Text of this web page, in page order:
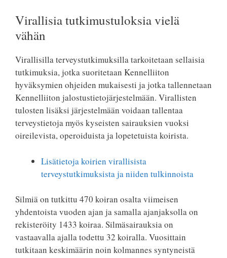
Virallisia tutkimustuloksia vielä
vähän
Virallisilla terveystutkimuksilla tarkoitetaan sellaisia
tutkimuksia, jotka suoritetaan Kennelliiton
hyväksymien ohjeiden mukaisesti ja jotka tallennetaan
Kennelliiton jalostustietojärjestelmään. Virallisten
tulosten lisäksi järjestelmään voidaan tallentaa
terveystietoja myös kyseisten sairauksien vuoksi
oireilevista, operoiduista ja lopetetuista koirista.
Lisätietoja koirien virallisista
terveystutkimuksista ja niiden tulkinnoista
Silmiä on tutkittu 470 koiran osalta viimeisen
yhdentoista vuoden ajan ja samalla ajanjaksolla on
rekisteröity 1433 koiraa. Silmäsairauksia on
vastaavalla ajalla todettu 32 koiralla. Vuosittain
tutkitaan keskimäärin noin kolmannes syntyneistä